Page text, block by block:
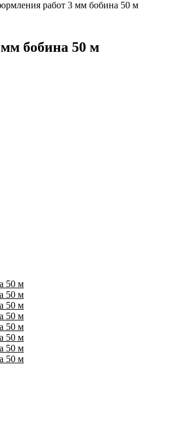
работ 3 мм бобина 50 м
бобина 50 м